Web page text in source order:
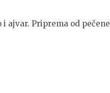
ajvar. Priprema od